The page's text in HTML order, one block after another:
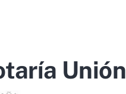
Unión